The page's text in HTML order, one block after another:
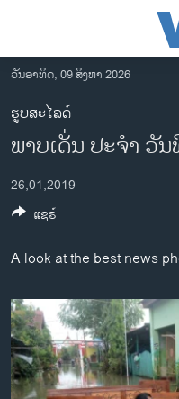
ເຂົ້າ
ຫາ
ຂ້າມ
ຂ້າມ
ໄປ
ຫາ
ຄົ້ນ
ລາວ
ອາເມຣິກາ
ການເລືອກຕັ້ງ ປະທານາທີບໍດີ
ຂ່າວ​ຈີນ
ໂລກ
ອິດສະຫຼະພາບດ້ານການຂ່າວ
ຊີວິດຊາວລາວ
ຊຸມຊົນຊາວລາວ
ວັນອາທິດ, 09 ສິງຫາ 2026
ຮູບສະໄລດ໌
ພາບເດັ່ນ ປະຈຳ ວັ
26,01,2019
A look at the best news
ແຊຣ໌